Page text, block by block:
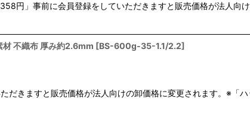
円」事前に会員登録をしていただきますと販売価格が法人向
不織布 厚み約2.6mm [BS-600g-35-1.1/2.2]
きますと販売価格が法人向けの卸価格に変更されます。※「